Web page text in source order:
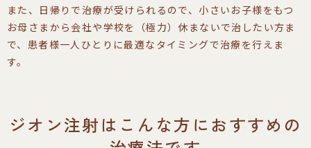
また、日帰りで治療が受けられるので、小さいお子様をもつ
お母さまから会社や学校を（極力）休まないで治したい方ま
で、患者様一人ひとりに最適なタイミングで治療を行えま
す。
ジオン注射はこんな方におすすめの